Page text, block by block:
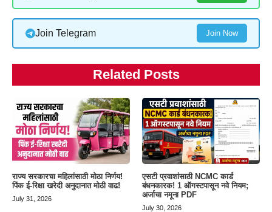
Join Telegram Join Now
Related Posts
राज्य सरकारचा महिलांसाठी मोठा निर्णय!
पिंक ई-रिक्षा खरेदी अनुदानात मोठी वाढ!
July 31, 2026
एसटी प्रवाशांसाठी NCMC कार्ड
बंधनकारक! 1 ऑगस्टपासून नवे नियम;
अर्जाचा नमूना PDF
July 30, 2026